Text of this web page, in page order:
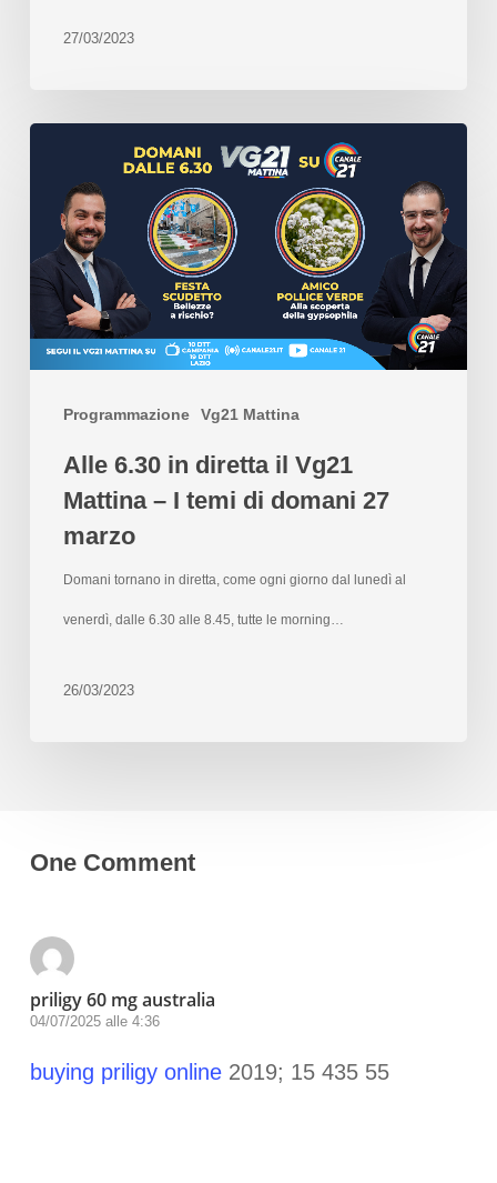
27/03/2023
Programmazione Vg21 Mattina
Alle 6.30 in diretta il Vg21
Mattina – I temi di domani 27
marzo
Domani tornano in diretta, come ogni giorno dal lunedì al
venerdì, dalle 6.30 alle 8.45, tutte le morning…
26/03/2023
One Comment
priligy 60 mg australia
04/07/2025 alle 4:36
buying priligy online2019; 15 435 55